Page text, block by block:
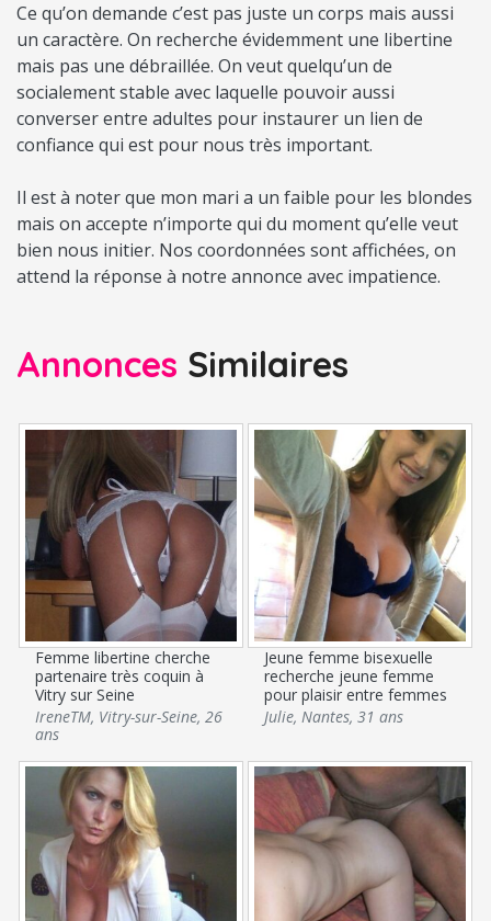
Ce qu’on demande c’est pas juste un corps mais aussi
un caractère. On recherche évidemment une libertine
mais pas une débraillée. On veut quelqu’un de
socialement stable avec laquelle pouvoir aussi
converser entre adultes pour instaurer un lien de
confiance qui est pour nous très important.
Il est à noter que mon mari a un faible pour les blondes
mais on accepte n’importe qui du moment qu’elle veut
bien nous initier. Nos coordonnées sont affichées, on
attend la réponse à notre annonce avec impatience.
Annonces Similaires
Femme libertine cherche
partenaire très coquin à
Vitry sur Seine
IreneTM, Vitry-sur-Seine,26
ans
Jeune femme bisexuelle
recherche jeune femme
pour plaisir entre femmes
Julie, Nantes,31 ans